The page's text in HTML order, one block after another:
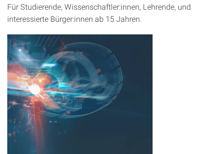
Für Studierende, Wissenschaftler:innen, Lehrende, und
interessierte Bürger:innen ab 15 Jahren.